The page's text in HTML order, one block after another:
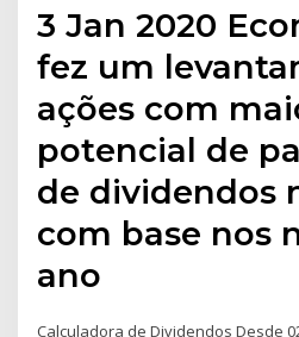
3 Jan 2020
fez um
ações com
potencial de
de dividendos
com base nos
ano
Calculadora de Dividendos Desde